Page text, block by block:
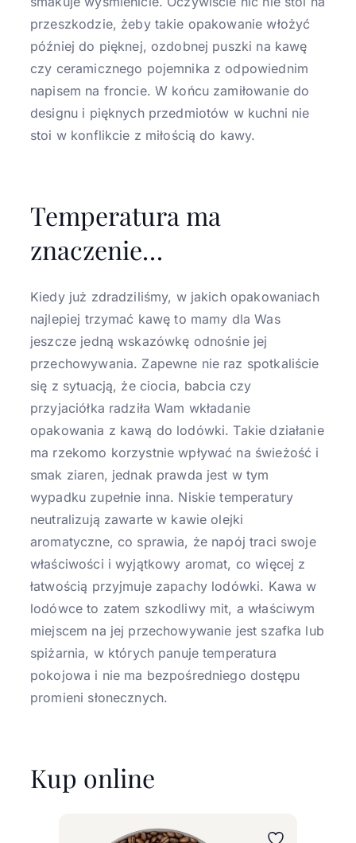
przeszkodzie, żeby takie opakowanie włożyć
później do pięknej, ozdobnej puszki na kawę
czy ceramicznego pojemnika z odpowiednim
napisem na froncie. W końcu zamiłowanie do
designu i pięknych przedmiotów w kuchni nie
stoi w konflikcie z miłością do kawy.
Temperatura ma
znaczenie…
Kiedy już zdradziliśmy, w jakich opakowaniach
najlepiej trzymać kawę to mamy dla Was
jeszcze jedną wskazówkę odnośnie jej
przechowywania. Zapewne nie raz spotkaliście
się z sytuacją, że ciocia, babcia czy
przyjaciółka radziła Wam wkładanie
opakowania z kawą do lodówki. Takie działanie
ma rzekomo korzystnie wpływać na świeżość i
smak ziaren, jednak prawda jest w tym
wypadku zupełnie inna. Niskie temperatury
neutralizują zawarte w kawie olejki
aromatyczne, co sprawia, że napój traci swoje
właściwości i wyjątkowy aromat, co więcej z
łatwością przyjmuje zapachy lodówki. Kawa w
lodówce to zatem szkodliwy mit, a właściwym
miejscem na jej przechowywanie jest szafka lub
spiżarnia, w których panuje temperatura
pokojowa i nie ma bezpośredniego dostępu
promieni słonecznych.
Kup online